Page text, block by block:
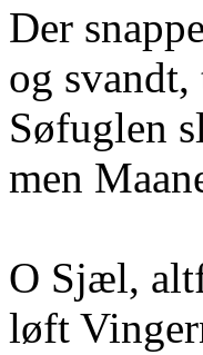
Der
og
Søfuglen
men
O Sjæl,
løft